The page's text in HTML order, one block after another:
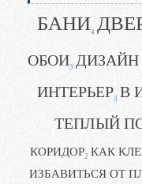
БАНИ4
ОБОИ3 ДИЗАЙН
ИНТЕРЬЕР3 В
ТЕПЛЫЙ
КОРИДОР2 КАК
ИЗБАВИТЬСЯ ОТ